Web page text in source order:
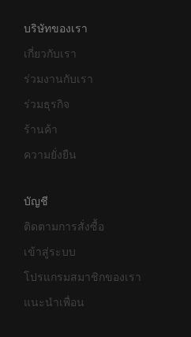
บริษัทของเรา
เกี่ยวกับเรา
ร่วมงานกับเรา
ร่วมธุรกิจ
ร้านค้า
ความยั่งยืน
บัญชี
ติดตามการสั่งซื้อ
เข้าสู่ระบบ
โปรแกรมสมาชิกของเรา
แนะนำเพื่อน